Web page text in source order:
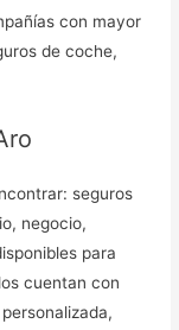
con mayor
de coche,
seguros
negocio,
para
cuentan con